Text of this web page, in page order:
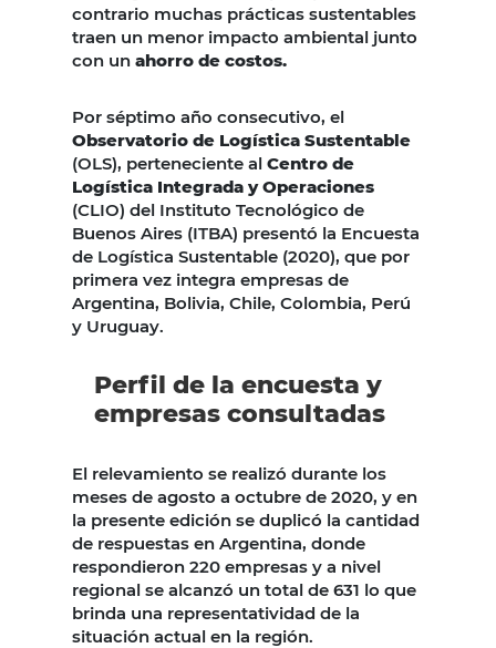
contrario muchas prácticas sustentables
traen un menor impacto ambiental junto
con un ahorro de costos.
Por séptimo año consecutivo, el
Observatorio de Logística Sustentable
(OLS), perteneciente al Centro de
Logística Integrada y Operaciones
(CLIO) del Instituto Tecnológico de
Buenos Aires (ITBA) presentó la Encuesta
de Logística Sustentable (2020), que por
primera vez integra empresas de
Argentina, Bolivia, Chile, Colombia, Perú
y Uruguay.
Perfil de la encuesta y
empresas consultadas
El relevamiento se realizó durante los
meses de agosto a octubre de 2020, y en
la presente edición se duplicó la cantidad
de respuestas en Argentina, donde
respondieron 220 empresas y a nivel
regional se alcanzó un total de 631 lo que
brinda una representatividad de la
situación actual en la región.